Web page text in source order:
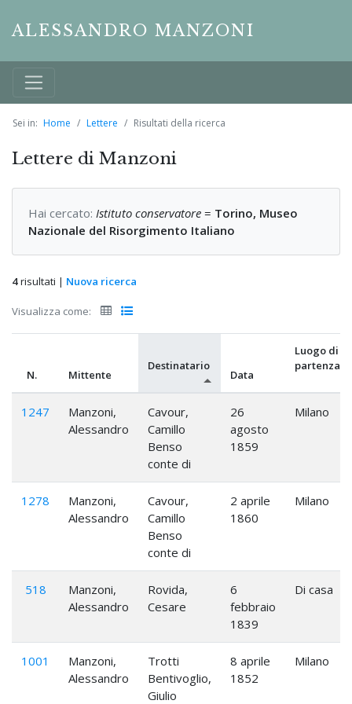
ALESSANDRO MANZONI
Sei in: Home Lettere Risultati della ricerca
Lettere di Manzoni
Hai cercato: Istituto conservatore = Torino, Museo
Nazionale del Risorgimento Italiano
4risultati | Nuova ricerca
Visualizza come:
N. Mittente
Destinatario
Data
Luogo di
partenza
1247
Manzoni,
Alessandro
Cavour,
Camillo
Benso
conte di
26
agosto
1859
Milano
1278
Manzoni,
Alessandro
Cavour,
Camillo
Benso
conte di
2 aprile
1860
Milano
518
Manzoni,
Alessandro
Rovida,
Cesare
6
febbraio
1839
Di casa
1001
Manzoni,
Alessandro
Trotti
Bentivoglio,
Giulio
8 aprile
1852
Milano